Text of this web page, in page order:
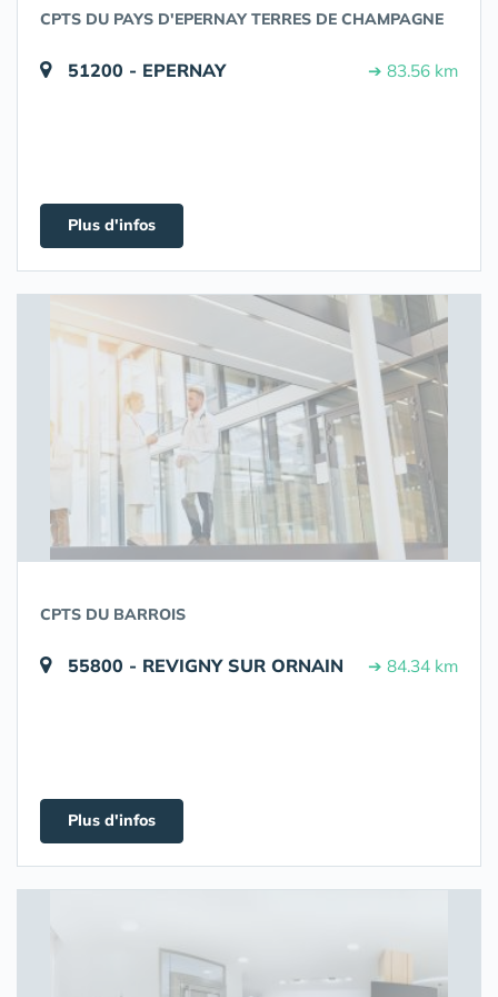
CPTS DU PAYS D'EPERNAY TERRES DE CHAMPAGNE
51200 - EPERNAY ➔ 83.56 km
Plus d'infos
CPTS DU BARROIS
55800 - REVIGNY SUR ORNAIN ➔ 84.34 km
Plus d'infos